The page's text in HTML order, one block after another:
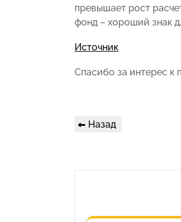
превышает рост
фонд – хороший знак
Источник
Спасибо за интерес к
Навигация
Предыдущая
Назад